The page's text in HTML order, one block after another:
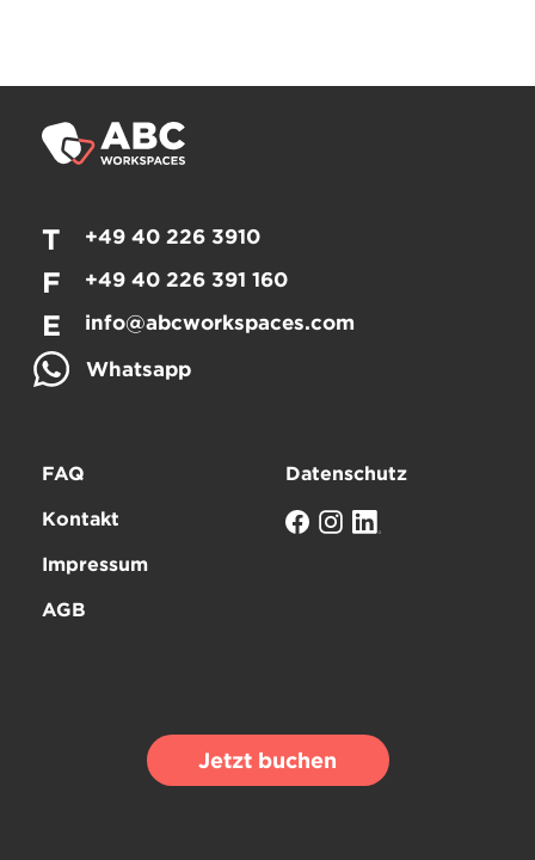
T +49 40 226 3910
F +49 40 226 391 160
E
info@abcworkspaces.com
Whatsapp
FAQ
Kontakt
Impressum
AGB
Datenschutz
Jetzt buchen